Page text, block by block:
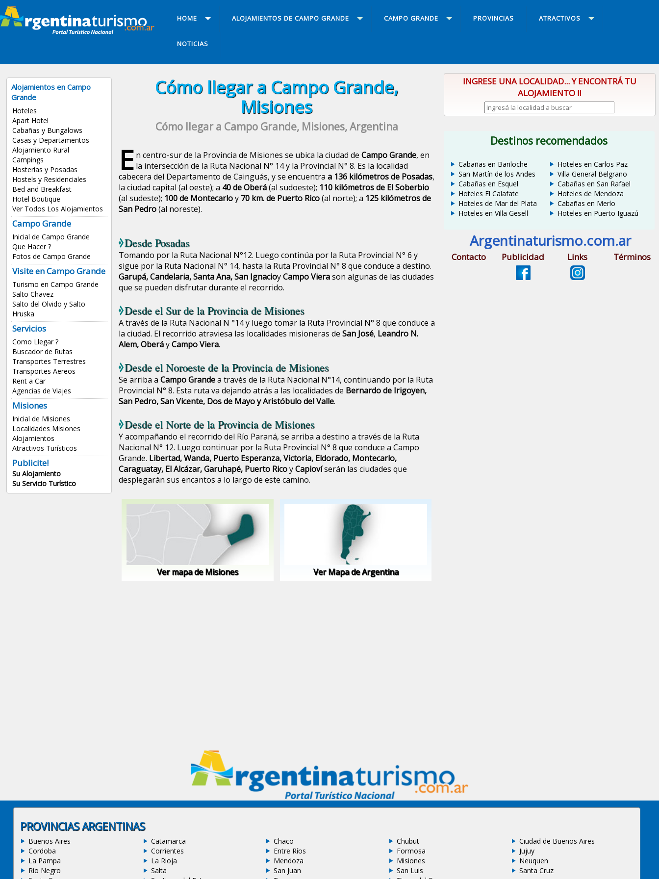
HOME ALOJAMIENTOS DE CAMPO GRANDE CAMPO GRANDE PROVINCIAS ATRACTIVOS
NOTICIAS
Alojamientos en Campo
Grande
Hoteles
Apart Hotel
Cabañas y Bungalows
Casas y Departamentos
Alojamiento Rural
Campings
Hosterías y Posadas
Hostels y Residenciales
Bed and Breakfast
Hotel Boutique
Ver Todos Los Alojamientos
Campo Grande
Inicial de Campo Grande
Que Hacer ?
Fotos de Campo Grande
Visite en Campo Grande
Turismo en Campo Grande
Salto Chavez
Salto del Olvido y Salto
Hruska
Servicios
Como Llegar ?
Buscador de Rutas
Transportes Terrestres
Transportes Aereos
Rent a Car
Agencias de Viajes
Misiones
Inicial de Misiones
Localidades Misiones
Alojamientos
Atractivos Turísticos
Publicite!
Su Alojamiento
Su Servicio Turístico
Cómo llegar a Campo Grande,
Misiones
Cómo llegar a Campo Grande, Misiones, Argentina
E n centro-sur de la Provincia de Misiones se ubica la ciudad de Campo Grande, en
la intersección de la Ruta Nacional N° 14 y la Provincial N° 8. Es la localidad
cabecera del Departamento de Cainguás, y se encuentra a 136 kilómetros de Posadas,
la ciudad capital (al oeste); a 40 de Oberá(al sudoeste); 110 kilómetros de El Soberbio
(al sudeste); 100 de Montecarloy 70 km. de Puerto Rico(al norte); a 125 kilómetros de
San Pedro(al noreste).
Desde Posadas
Tomando por la Ruta Nacional N°12. Luego continúa por la Ruta Provincial N° 6 y
sigue por la Ruta Nacional N° 14, hasta la Ruta Provincial N° 8 que conduce a destino.
Garupá, Candelaria, Santa Ana, San IgnacioyCampo Vierason algunas de las ciudades
que se pueden disfrutar durante el recorrido.
Desde el Sur de la Provincia de Misiones
A través de la Ruta Nacional N °14 y luego tomar la Ruta Provincial N° 8 que conduce a
la ciudad. El recorrido atraviesa las localidades misioneras de San José, Leandro N.
Alem, OberáyCampo Viera.
Desde el Noroeste de la Provincia de Misiones
Se arriba a Campo Grandea través de la Ruta Nacional N°14, continuando por la Ruta
Provincial N° 8. Esta ruta va dejando atrás a las localidades de Bernardo de Irigoyen,
San Pedro, San Vicente, Dos de Mayo y Aristóbulo del Valle.
Desde el Norte de la Provincia de Misiones
Y acompañando el recorrido del Río Paraná, se arriba a destino a través de la Ruta
Nacional N° 12. Luego continuar por la Ruta Provincial N° 8 que conduce a Campo
Grande. Libertad, Wanda, Puerto Esperanza, Victoria, Eldorado, Montecarlo,
Caraguatay, El Alcázar, Garuhapé, Puerto RicoyCapiovíserán las ciudades que
desplegarán sus encantos a lo largo de este camino.
Ver mapa de Misiones Ver Mapa de Argentina
INGRESE UNA LOCALIDAD... Y ENCONTRÁ TU
ALOJAMIENTO !!
Destinos recomendados
Cabañas en Bariloche
San Martín de los Andes
Cabañas en Esquel
Hoteles El Calafate
Hoteles de Mar del Plata
Hoteles en Villa Gesell
Hoteles en Carlos Paz
Villa General Belgrano
Cabañas en San Rafael
Hoteles de Mendoza
Cabañas en Merlo
Hoteles en Puerto Iguazú
Argentinaturismo.com.ar
Contacto Publicidad Links Términos
PROVINCIAS ARGENTINAS
Buenos Aires Catamarca Chaco Chubut
Ciudad de Buenos Aires
Cordoba
Corrientes Entre Ríos Formosa
Jujuy
La Pampa
La Rioja Mendoza Misiones
Neuquen
Río Negro
Salta San Juan San Luis
Santa Cruz